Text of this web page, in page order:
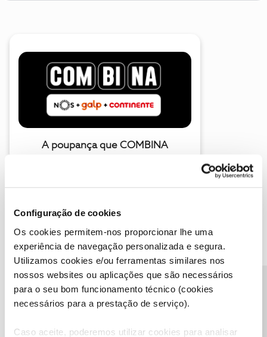
Configuração de cookies
Os cookies permitem-nos proporcionar lhe uma
experiência de navegação personalizada e segura.
Utilizamos cookies e/ou ferramentas similares nos
nossos websites ou aplicações que são necessários
para o seu bom funcionamento técnico (cookies
necessários para a prestação de serviço).
Caso aceite, poderemos utilizar cookies para analisar
A poupança que COMBINA
Descubra as novidades de junho